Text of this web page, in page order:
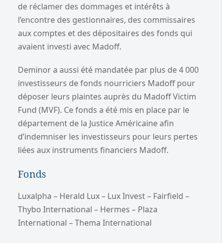
de réclamer des dommages et intérêts à
l’encontre des gestionnaires, des commissaires
aux comptes et des dépositaires des fonds qui
avaient investi avec Madoff.
Deminor a aussi été mandatée par plus de 4 000
investisseurs de fonds nourriciers Madoff pour
déposer leurs plaintes auprès du Madoff Victim
Fund (MVF). Ce fonds a été mis en place par le
département de la Justice Américaine afin
d’indemniser les investisseurs pour leurs pertes
liées aux instruments financiers Madoff.
Fonds
Luxalpha – Herald Lux – Lux Invest – Fairfield –
Thybo International – Hermes – Plaza
International – Thema International